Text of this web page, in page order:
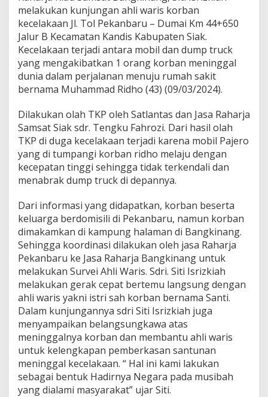
i
k
a
n
S
a
n
n
a
n
K
e
c
e
l
k
a
a
n
d
i
J
a
a
n
T
o
l
P
e
k
a
melakukan kunjungan ahli waris korban
kecelakaan Jl. Tol Pekanbaru – Dumai Km 44+650
Jalur B Kecamatan Kandis Kabupaten Siak.
Kecelakaan terjadi antara mobil dan dump truck
yang mengakibatkan 1 orang korban meninggal
dunia dalam perjalanan menuju rumah sakit
bernama Muhammad Ridho (43) (09/03/2024).
Dilakukan olah TKP oleh Satlantas dan Jasa Raharja
Samsat Siak sdr. Tengku Fahrozi. Dari hasil olah
TKP di duga kecelakaan terjadi karena mobil Pajero
yang di tumpangi korban ridho melaju dengan
kecepatan tinggi sehingga tidak terkendali dan
menabrak dump truck di depannya.
Dari informasi yang didapatkan, korban beserta
keluarga berdomisili di Pekanbaru, namun korban
dimakamkan di kampung halaman di Bangkinang.
Sehingga koordinasi dilakukan oleh jasa Raharja
Pekanbaru ke Jasa Raharja Bangkinang untuk
melakukan Survei Ahli Waris. Sdri. Siti Isrizkiah
melakukan gerak cepat bertemu langsung dengan
ahli waris yakni istri sah korban bernama Santi.
Dalam kunjungannya sdri Siti Isrizkiah juga
menyampaikan belangsungkawa atas
meninggalnya korban dan membantu ahli waris
untuk kelengkapan pemberkasan santunan
meninggal kecelakaan. “ Hal ini kami lakukan
sebagai bentuk Hadirnya Negara pada musibah
yang dialami masyarakat” ujar Siti.